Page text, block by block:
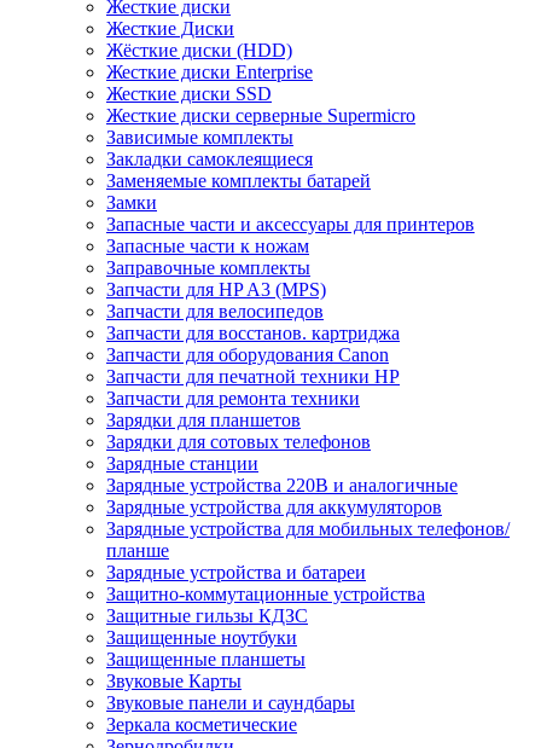
Жесткие диски
Жесткие Диски
Жёсткие диски (HDD)
Жесткие диски Enterprise
Жесткие диски SSD
Жесткие диски серверные Supermicro
Зависимые комплекты
Закладки самоклеящиеся
Заменяемые комплекты батарей
Замки
Запасные части и аксессуары для принтеров
Запасные части к ножам
Заправочные комплекты
Запчасти для HP A3 (MPS)
Запчасти для велосипедов
Запчасти для восстанов. картриджа
Запчасти для оборудования Canon
Запчасти для печатной техники HP
Запчасти для ремонта техники
Зарядки для планшетов
Зарядки для сотовых телефонов
Зарядные станции
Зарядные устройства 220В и аналогичные
Зарядные устройства для аккумуляторов
Зарядные устройства для мобильных телефонов/
планше
Зарядные устройства и батареи
Защитно-коммутационные устройства
Защитные гильзы КДЗС
Защищенные ноутбуки
Защищенные планшеты
Звуковые Карты
Звуковые панели и саундбары
Зеркала косметические